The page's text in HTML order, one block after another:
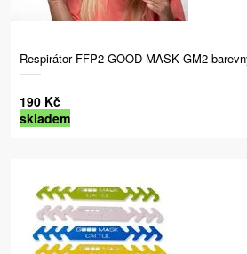
Respirátor FFP2 GOOD MASK GM2
190 Kč
skladem